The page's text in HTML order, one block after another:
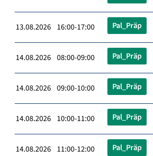
13.08.2026 16:00-17:00 Pal_Präp
14.08.2026 08:00-09:00 Pal_Präp
14.08.2026 09:00-10:00 Pal_Präp
14.08.2026 10:00-11:00 Pal_Präp
14.08.2026 11:00-12:00 Pal_Präp